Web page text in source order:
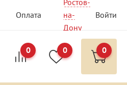
Оплата
Контакты
Ростов-
на-
Дону
Войти
0 0 0